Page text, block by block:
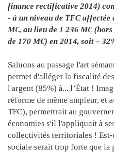
finance rectificative 2014)
- à un niveau de TFC affectée
M€, au lieu de 1 236 M€
de 170 M€) en 2014, soit –
Saluons au passage l'art
permet d'alléger la fiscalité
l'argent (85%) à... l’État !
réforme de même ampleur, et
TFC), permettrait au
économies s'il l'appliquait à
collectivités territoriales ! Est-
sociale serait trop forte que la